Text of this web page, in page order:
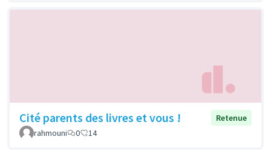
Cité parents des livres et vous !
Retenue
rahmouni
0 14